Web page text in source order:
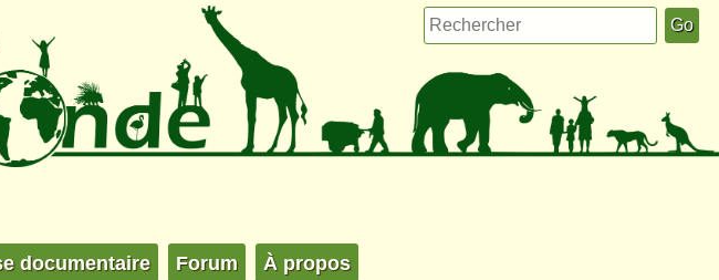
documentaire Forum À propos